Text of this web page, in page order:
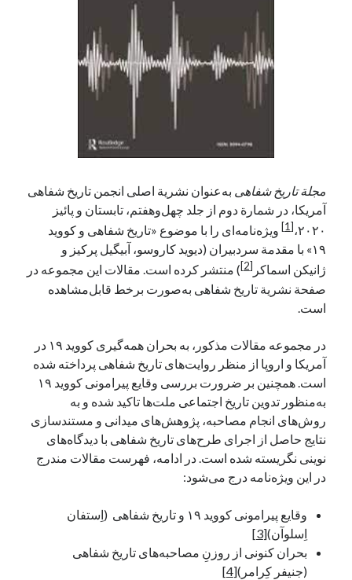
آخرین دیدگاه‌ها
در
مَه‌لقا مَلّاح، حافظ محیط زیست ایران
جست‌وجو
مجلة تاریخ شفاهی به‌عنوان نشریة اصلی انجمن تاریخ شفاهی
آمریکا، در شمارة دوم از جلد چهل‌وهفتم، تابستان و پائیز
۲۰۲۰، [1]
ویژه‌نامه‌ای را با موضوع «تاریخ شفاهی و کووید
۱۹» با مقدمة سردبیران (دیوید کاروسو، آبیگیل پرکیز و
ژانیکن اسماکر [2]
) منتشر کرده است. مقالات این مجموعه در
صفحة نشریة تاریخ شفاهی به‌صورت برخط قابل‌مشاهده
است.
در مجموعه مقالات مذکور، به بحران همه‌گیری کووید ۱۹ در
آمریکا و اروپا از منظر روایت‌های تاریخ شفاهی پرداخته شده
است. همچنین بر ضرورت بررسی وقایع پیرامونی کووید ۱۹
به‌منظور تدوین تاریخ اجتماعی ملت‌ها تاکید شده و به
روش‌های انجام مصاحبه، پژوهش‌های میدانی و مستندسازی
نتایج حاصل از اجرای طرح‌های تاریخ شفاهی با دیدگاه‌های
نوینی نگریسته شده است. در ادامه، فهرست مقالات مندرج
در این ویژه‌نامه درج می‌شود:
وقایع پیرامونی کووید ۱۹ و تاریخ شفاهی (اِستفان
اِسلوآن)[3]
بحران کنونی از روزنِ مصاحبه‌های تاریخ شفاهی
(جنیفر کِرامر)[4]